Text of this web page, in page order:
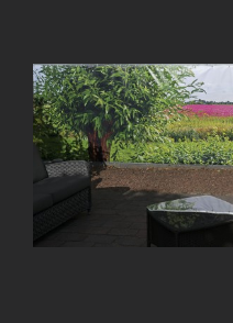
View
Larger
Image